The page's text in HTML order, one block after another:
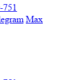
Max